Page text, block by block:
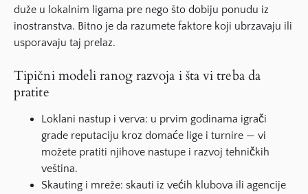
duže u lokalnim ligama pre nego što dobiju ponudu iz
inostranstva. Bitno je da razumete faktore koji ubrzavaju ili
usporavaju taj prelaz.
Tipični modeli ranog razvoja i šta vi treba da
pratite
Loklani nastup i verva: u prvim godinama igrači
grade reputaciju kroz domaće lige i turnire — vi
možete pratiti njihove nastupe i razvoj tehničkih
veština.
Skauting i mreže: skauti iz većih klubova ili agencije